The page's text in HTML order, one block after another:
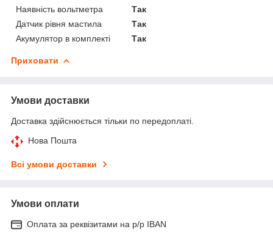
Наявність вольтметра
Так
Датчик рівня мастила
Так
Акумулятор в комплекті
Так
Приховати
Умови доставки
Доставка здійснюється тільки по передоплаті.
Нова Пошта
Всі умови доставки
Умови оплати
Оплата за реквізитами на р/р IBAN